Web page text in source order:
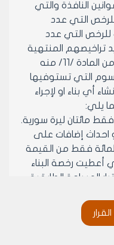
النافذة والتي
التي عدد
للرخص التي عدد
تراخيصهم المنتهية
المدة وفق القانون المالي رقم /1/ من المادة /11/ منه
التي تستوفيها
أي بناء او لإجراء
يلي:
احداث إضافات على
/2%/ اثنان بالمائة فقط من القيمة
أعطيت رخصة البناء
المساحة الطابقية
التي يتجاوز بروزها /40/ سم لا تعد الاقبية
والسراديب التي تعلو عن سطح الأرض /75/ سم وما دون من